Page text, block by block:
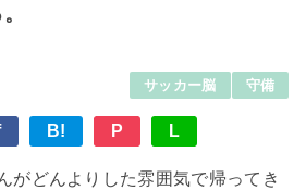
サッカー脳
守備
B! P L
がどんよりした雰囲気で帰ってき